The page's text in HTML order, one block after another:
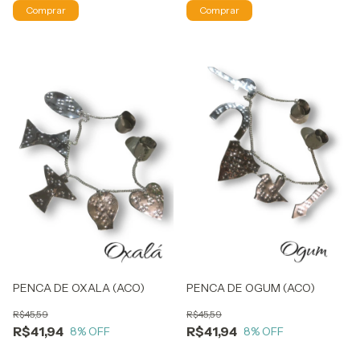
PENCA DE OXALA (ACO)
R$41,94
R$45,59
8% OFF
PENCA DE OGUM (ACO)
R$41,94
R$45,59
8% OFF